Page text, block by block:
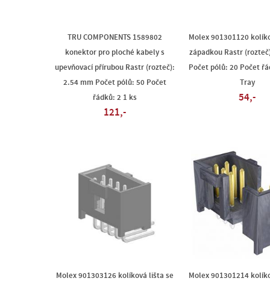
TRU COMPONENTS 1589802
konektor pro ploché kabely s
upevňovací přírubou Rastr (rozteč):
2.54 mm Počet pólů: 50 Počet
řádků: 2 1 ks
121,-
Molex 901301120
západkou Rastr
Počet pólů: 20 Počet
Tray
54,-
Molex 901303126 kolíková lišta se
Molex 901301214